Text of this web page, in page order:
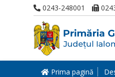
0243-248001
Prima pagină